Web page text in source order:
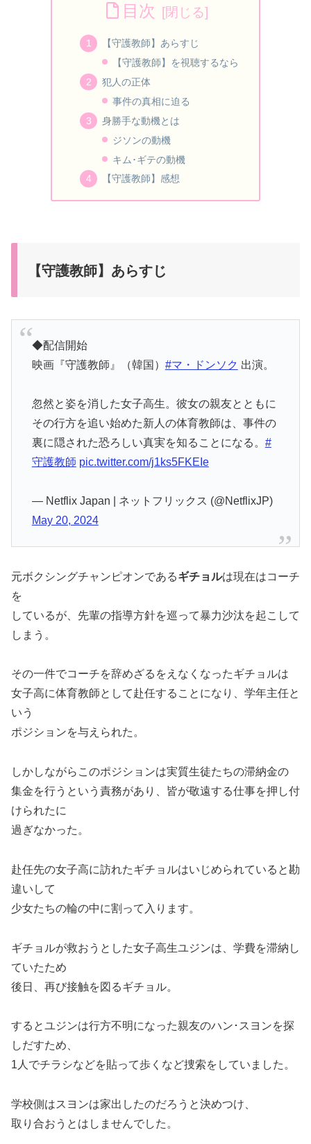
目次
【守護教師】あらすじ
【守護教師】を視聴するなら
犯人の正体
事件の真相に迫る
身勝手な動機とは
ジソンの動機
キム･ギテの動機
【守護教師】感想
【守護教師】あらすじ
◆配信開始
映画『守護教師』（韓国） #マ・ドンソク 出演。
忽然と姿を消した女子高生。彼女の親友とともに
その行方を追い始めた新人の体育教師は、事件の
裏に隠された恐ろしい真実を知ることになる。 #
守護教師 pic.twitter.com/j1ks5FKEIe
— Netflix Japan | ネットフリックス (@NetflixJP)
May 20, 2024
元ボクシングチャンピオンであるギチョルは現在はコーチ
を
しているが、先輩の指導方針を巡って暴力沙汰を起こして
しまう。
その一件でコーチを辞めざるをえなくなったギチョルは
女子高に体育教師として赴任することになり、学年主任と
いう
ポジションを与えられた。
しかしながらこのポジションは実質生徒たちの滞納金の
集金を行うという責務があり、皆が敬遠する仕事を押し付
けられたに
過ぎなかった。
赴任先の女子高に訪れたギチョルはいじめられていると勘
違いして
少女たちの輪の中に割って入ります。
ギチョルが救おうとした女子高生ユジンは、学費を滞納し
ていたため
後日、再び接触を図るギチョル。
するとユジンは行方不明になった親友のハン･スヨンを探
しだすため、
1人でチラシなどを貼って歩くなど捜索をしていました。
学校側はスヨンは家出したのだろうと決めつけ、
取り合おうとはしませんでした。